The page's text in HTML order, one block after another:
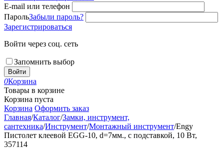
E-mail или телефон
ПарольЗабыли пароль?
Зарегистрироваться
Войти через соц. сеть
Запомнить выбор
Войти
0Корзина
Товары в корзине
Корзина пуста
Корзина Оформить заказ
Главная/Каталог/Замки, инструмент,
сантехника/Инструмент/Монтажный инструмент/Engy
Пистолет клеевой EGG-10, d=7мм., с подставкой, 10 Вт,
357114